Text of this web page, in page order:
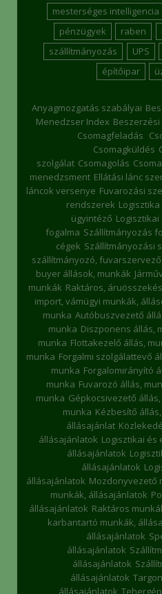
mesterséges intelligencia
pénzügyek
raben
szállítmányozás
UPS
építőipar
Anyagmozgatás szabályai
Menedzser Index
Csomagfeladás
Csomagküldés
szolgálat Csomagolás
menedzsment Ellátási lánc
láncok versenye Fuvarozási
rendszerek
ügyintéző Logisztikai
fogalma Szállítmányozás
cégek Szállítmányozási
szállítmányozó,
buyer állások, munkák
munkák Raktáros,
import, vámügyi munkák,
munka Autóbuszvezető
munka Diszponens állás,
munka Flottakezelő állás,
munka Forgalmi szolgálattevő
munka Forgalomirányító
munka Fuvarozó állás,
munka Gépkocsivezető
munka Kézbesítő
állásajánlat
állásajánlatok Logisztikai és
állásajánlatok
állásajánlatok
állásajánlatok Mozdonyvezető
munkák, állásajánlatok
állásajánlatok Raktáros
karbantartó munkák,
állásajánlatok
állásajánlatok
állásajánlatok
állásajánlatok
állásajánlatok